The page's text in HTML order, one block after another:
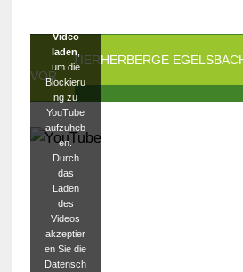
DIE TIERHERBERGE
VOR
Video
laden
um die
Blockieru
ng zu
YouTube
aufzuheb
en.
Durch
das
Laden
des
Videos
akzeptier
en Sie die
Datensch